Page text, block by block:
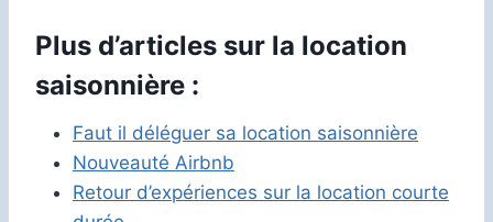
Plus d’articles sur la location
saisonnière :
Faut il déléguer sa location saisonnière
Nouveauté Airbnb
Retour d’expériences sur la location courte